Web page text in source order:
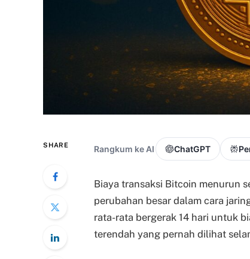
SHARE Rangkum ke AI ChatGPT
Biaya transaksi Bitcoin menurun
perubahan besar dalam cara
rata-rata bergerak 14 hari untuk
terendah yang pernah dilihat